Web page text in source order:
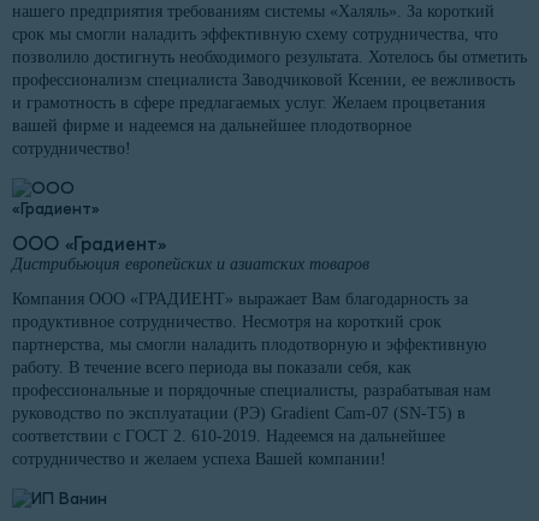
нашего предприятия требованиям системы «Халяль». За короткий
срок мы смогли наладить эффективную схему сотрудничества, что
позволило достигнуть необходимого результата. Хотелось бы отметить
профессионализм специалиста Заводчиковой Ксении, ее вежливость
и грамотность в сфере предлагаемых услуг. Желаем процветания
вашей фирме и надеемся на дальнейшее плодотворное
сотрудничество!
ООО «Градиент»
Дистрибьюция европейских и азиатских товаров
Компания ООО «ГРАДИЕНТ» выражает Вам благодарность за
продуктивное сотрудничество. Несмотря на короткий срок
партнерства, мы смогли наладить плодотворную и эффективную
работу. В течение всего периода вы показали себя, как
профессиональные и порядочные специалисты, разрабатывая нам
руководство по эксплуатации (РЭ) Gradient Cam-07 (SN-T5) в
соответствии с ГОСТ 2. 610-2019. Надеемся на дальнейшее
сотрудничество и желаем успеха Вашей компании!